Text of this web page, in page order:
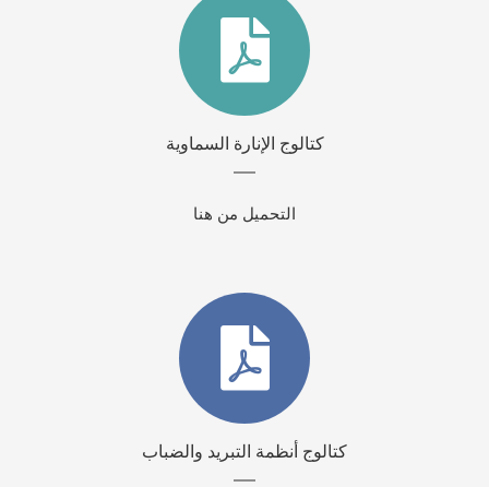
كتالوج الإنارة السماوية
التحميل من هنا
كتالوج أنظمة التبريد والضباب